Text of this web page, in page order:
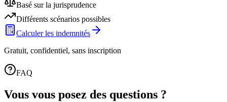
Basé sur la jurisprudence
Différents scénarios possibles
Calculer les indemnités
Gratuit, confidentiel, sans inscription
FAQ
Vous vous posez des questions ?